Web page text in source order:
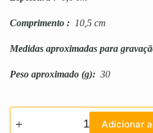
Comprimento : 10,5 cm
Medidas aproximadas para
Peso aproximado (g): 30
Adicionar